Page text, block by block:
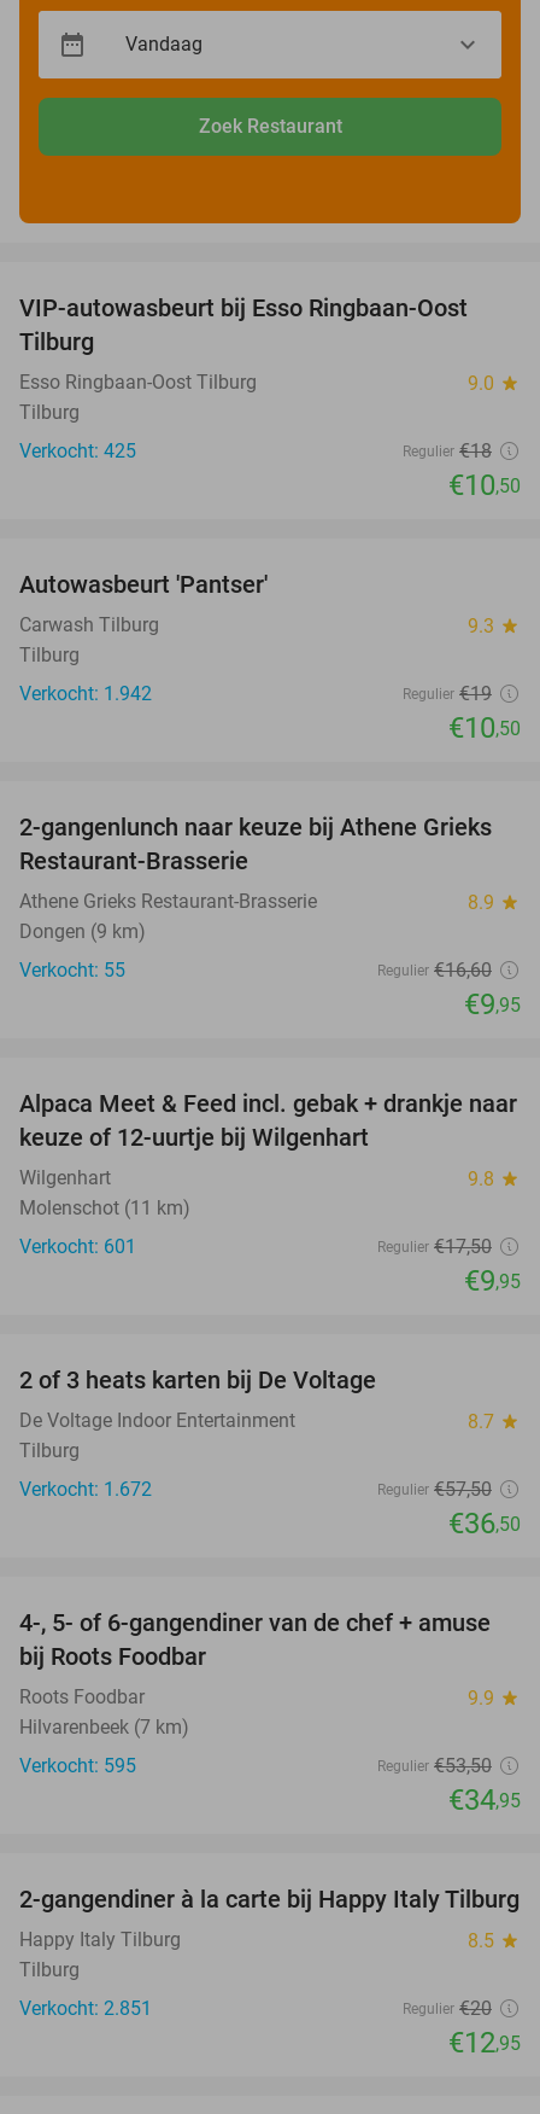
Zoek Restaurant
42%
VIP-autowasbeurt bij Esso Ringbaan-Oost
Tilburg
Esso Ringbaan-Oost Tilburg 9.0 star
Tilburg
Verkocht: 425
Regulier €18
€10,50
Autowasbeurt 'Pantser'
Carwash Tilburg 9.3 star
Tilburg
Verkocht: 1.942
Regulier €19
€10,50
40%
2-gangenlunch naar keuze bij Athene Grieks
Restaurant-Brasserie
Athene Grieks Restaurant-Brasserie 8.9 star
Dongen (9 km)
Verkocht: 55
Regulier €16,60
€9,95
43%
Alpaca Meet & Feed incl. gebak + drankje naar
keuze of 12-uurtje bij Wilgenhart
Wilgenhart 9.8 star
Molenschot (11 km)
Verkocht: 601
Regulier €17,50
€9,95
2 of 3 heats karten bij De Voltage
De Voltage Indoor Entertainment 8.7 star
Tilburg
Verkocht: 1.672
Regulier €57,50
€36,50
35%
4-, 5- of 6-gangendiner van de chef + amuse
bij Roots Foodbar
Roots Foodbar 9.9 star
Hilvarenbeek (7 km)
Verkocht: 595
Regulier €53,50
€34,95
35%
2-gangendiner à la carte bij Happy Italy Tilburg
Happy Italy Tilburg 8.5 star
Tilburg
Verkocht: 2.851
Regulier €20
€12,95